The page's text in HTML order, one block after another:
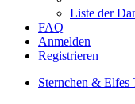
Liste der
FAQ
Anmelden
Registrieren
Sternchen & Elfes